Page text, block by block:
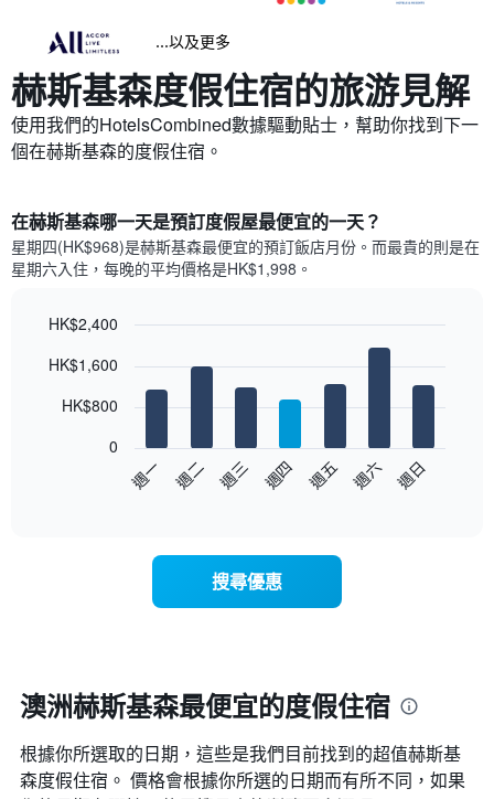
...以及更多
赫斯基森​度假住宿的旅游見解
使用我們的HotelsCombined數據驅動貼士，幫助你找到下一
個在赫斯基森​的度假住宿。
在赫斯基森哪一天是預訂度假屋最便宜的一天？
星期四(HK$968)是赫斯基森​最便宜的預訂飯店月份。而最貴的則是在
星期六​入住，每晚的平均價格是HK$1,998​​。
chart
房
間
均
價
graphic.
週一 週二 週三 週四 週五 週六 週日
0
HK$800
HK$1,600
HK$2,400
搜尋優惠
澳洲赫斯基森最便宜的度假住宿
根據你所選取的日期，這些是我們目前找到的超值赫斯基
森​度假住宿。 價格會根據你所選的日期而有所不同，如果